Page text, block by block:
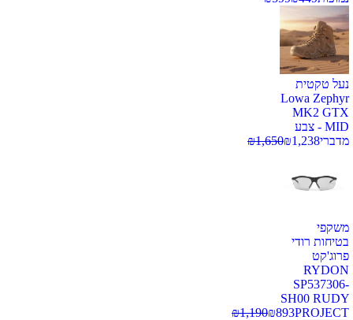
נעל טקטית
Lowa Zephyr
MK2 GTX
MID - צבע
מדברי
₪1,238
₪1,650
משקפי
בטיחות רודי
פרוג'קט
RYDON
SP537306-
SH00 RUDY
PROJECT
₪893
₪1,190